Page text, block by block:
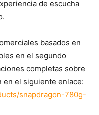
de escucha
basados en
en el segundo
completas sobre
en el siguiente enlace:
snapdragon-780g-